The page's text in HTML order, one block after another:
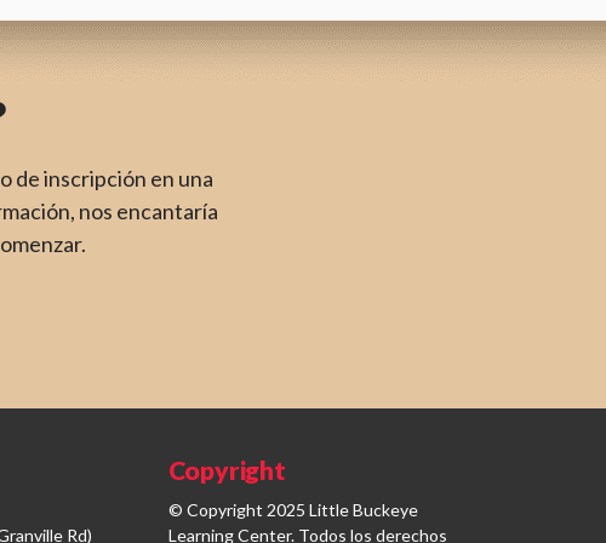
de inscripción en una
nos encantaría
Rd)
Copyright
© Copyright 2025 Little Buckeye
Learning Center. Todos los derechos